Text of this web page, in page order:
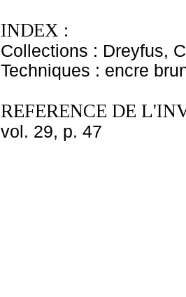
INDEX :
Collections : Dreyfus,
Techniques : encre
REFERENCE DE
vol. 29, p. 47